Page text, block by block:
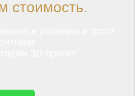
стоимость.